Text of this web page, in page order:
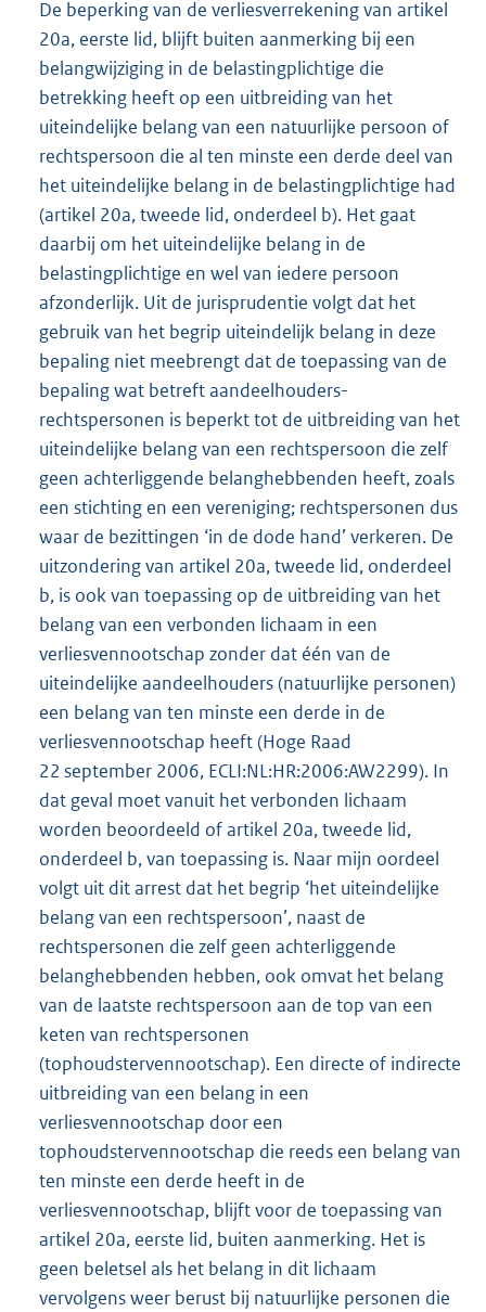
De beperking van de verliesverrekening van artikel
20a, eerste lid, blijft buiten aanmerking bij een
belangwijziging in de belastingplichtige die
betrekking heeft op een uitbreiding van het
uiteindelijke belang van een natuurlijke persoon of
rechtspersoon die al ten minste een derde deel van
het uiteindelijke belang in de belastingplichtige had
(artikel 20a, tweede lid, onderdeel b). Het gaat
daarbij om het uiteindelijke belang in de
belastingplichtige en wel van iedere persoon
afzonderlijk. Uit de jurisprudentie volgt dat het
gebruik van het begrip uiteindelijk belang in deze
bepaling niet meebrengt dat de toepassing van de
bepaling wat betreft aandeelhouders-
rechtspersonen is beperkt tot de uitbreiding van het
uiteindelijke belang van een rechtspersoon die zelf
geen achterliggende belanghebbenden heeft, zoals
een stichting en een vereniging; rechtspersonen dus
waar de bezittingen ‘in de dode hand’ verkeren. De
uitzondering van artikel 20a, tweede lid, onderdeel
b, is ook van toepassing op de uitbreiding van het
belang van een verbonden lichaam in een
verliesvennootschap zonder dat één van de
uiteindelijke aandeelhouders (natuurlijke personen)
een belang van ten minste een derde in de
verliesvennootschap heeft (Hoge Raad
22 september 2006, ECLI:NL:HR:2006:AW2299). In
dat geval moet vanuit het verbonden lichaam
worden beoordeeld of artikel 20a, tweede lid,
onderdeel b, van toepassing is. Naar mijn oordeel
volgt uit dit arrest dat het begrip ‘het uiteindelijke
belang van een rechtspersoon’, naast de
rechtspersonen die zelf geen achterliggende
belanghebbenden hebben, ook omvat het belang
van de laatste rechtspersoon aan de top van een
keten van rechtspersonen
(tophoudstervennootschap). Een directe of indirecte
uitbreiding van een belang in een
verliesvennootschap door een
tophoudstervennootschap die reeds een belang van
ten minste een derde heeft in de
verliesvennootschap, blijft voor de toepassing van
artikel 20a, eerste lid, buiten aanmerking. Het is
geen beletsel als het belang in dit lichaam
vervolgens weer berust bij natuurlijke personen die